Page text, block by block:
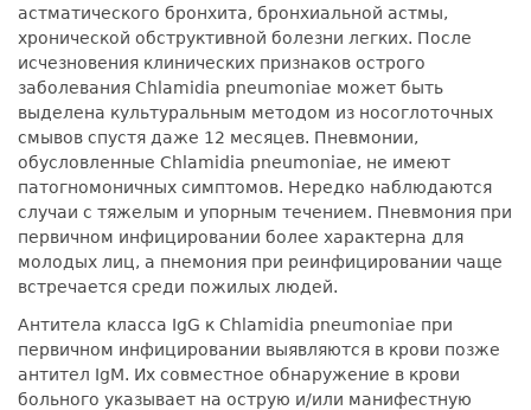
астматического бронхита, бронхиальной астмы,
хронической обструктивной болезни легких. После
исчезновения клинических признаков острого
заболевания Chlamidia pneumoniae может быть
выделена культуральным методом из носоглоточных
смывов спустя даже 12 месяцев. Пневмонии,
обусловленные Chlamidia pneumoniae, не имеют
патогномоничных симптомов. Нередко наблюдаются
случаи с тяжелым и упорным течением. Пневмония при
первичном инфицировании более характерна для
молодых лиц, а пнемония при реинфицировании чаще
встречается среди пожилых людей.
Антитела класса IgG к Chlamidia pneumoniae при
первичном инфицировании выявляются в крови позже
антител IgМ. Их совместное обнаружение в крови
больного указывает на острую и/или манифестную